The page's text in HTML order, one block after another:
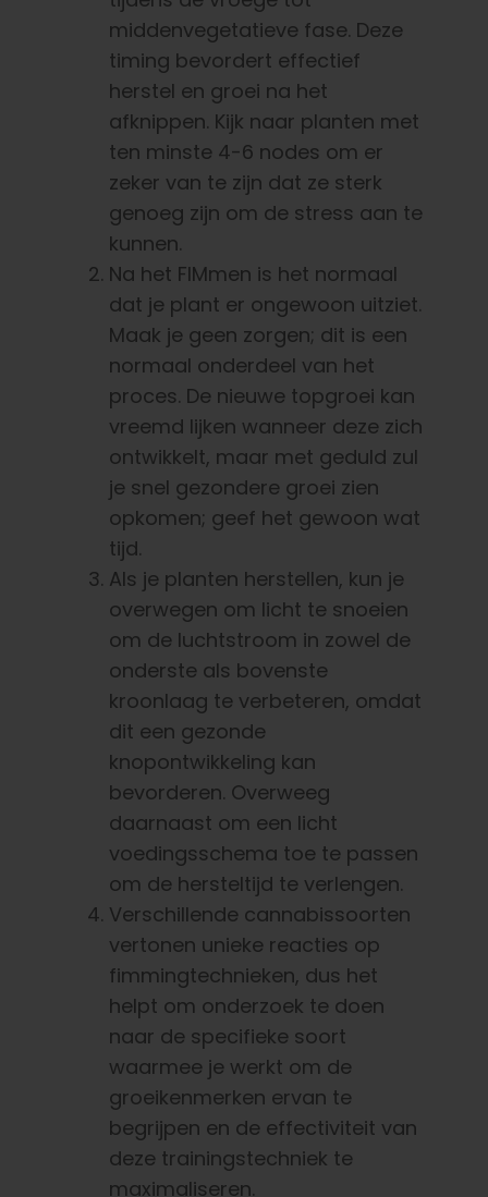
middenvegetatieve fase. Deze
timing bevordert effectief
herstel en groei na het
afknippen. Kijk naar planten met
ten minste 4-6 nodes om er
zeker van te zijn dat ze sterk
genoeg zijn om de stress aan te
kunnen.
Na het FIMmen is het normaal
dat je plant er ongewoon uitziet.
Maak je geen zorgen; dit is een
normaal onderdeel van het
proces. De nieuwe topgroei kan
vreemd lijken wanneer deze zich
ontwikkelt, maar met geduld zul
je snel gezondere groei zien
opkomen; geef het gewoon wat
tijd.
Als je planten herstellen, kun je
overwegen om licht te snoeien
om de luchtstroom in zowel de
onderste als bovenste
kroonlaag te verbeteren, omdat
dit een gezonde
knopontwikkeling kan
bevorderen. Overweeg
daarnaast om een licht
voedingsschema toe te passen
om de hersteltijd te verlengen.
Verschillende cannabissoorten
vertonen unieke reacties op
fimmingtechnieken, dus het
helpt om onderzoek te doen
naar de specifieke soort
waarmee je werkt om de
groeikenmerken ervan te
begrijpen en de effectiviteit van
deze trainingstechniek te
maximaliseren.